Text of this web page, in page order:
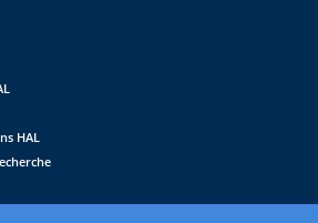
HAL